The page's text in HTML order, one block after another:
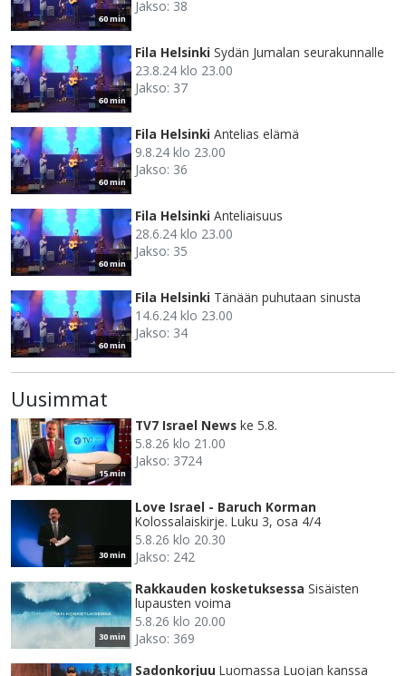
60 min
Jakso: 38
60 min
Fila Helsinki Sydän Jumalan seurakunnalle
23.8.24 klo 23.00
Jakso: 37
60 min
Fila Helsinki Antelias elämä
9.8.24 klo 23.00
Jakso: 36
60 min
Fila Helsinki Anteliaisuus
28.6.24 klo 23.00
Jakso: 35
60 min
Fila Helsinki Tänään puhutaan sinusta
14.6.24 klo 23.00
Jakso: 34
Uusimmat
15 min
TV7 Israel News ke 5.8.
5.8.26 klo 21.00
Jakso: 3724
30 min
Love Israel - Baruch Korman
Kolossalaiskirje. Luku 3, osa 4/4
5.8.26 klo 20.30
Jakso: 242
30 min
Rakkauden kosketuksessa Sisäisten
lupausten voima
5.8.26 klo 20.00
Jakso: 369
Sadonkorjuu Luomassa Luojan kanssa